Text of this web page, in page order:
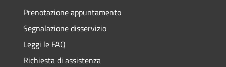
Prenotazione appuntamento
Segnalazione disservizio
Leggi le FAQ
Richiesta di assistenza